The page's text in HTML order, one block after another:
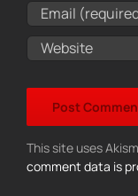
This site uses
comment data is